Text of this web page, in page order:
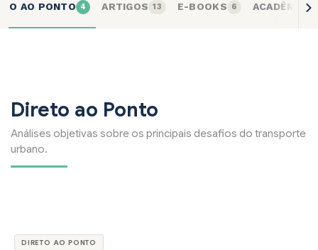
AO PONTO 4 ARTIGOS 13 E-BOOKS 6
Direto ao Ponto
Análises objetivas sobre os principais desafios do transporte
urbano.
DIRETO AO PONTO